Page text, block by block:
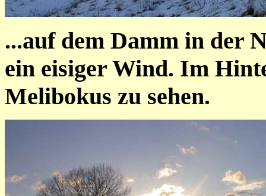
...auf dem Damm in der
ein eisiger Wind. Im
Melibokus zu sehen.